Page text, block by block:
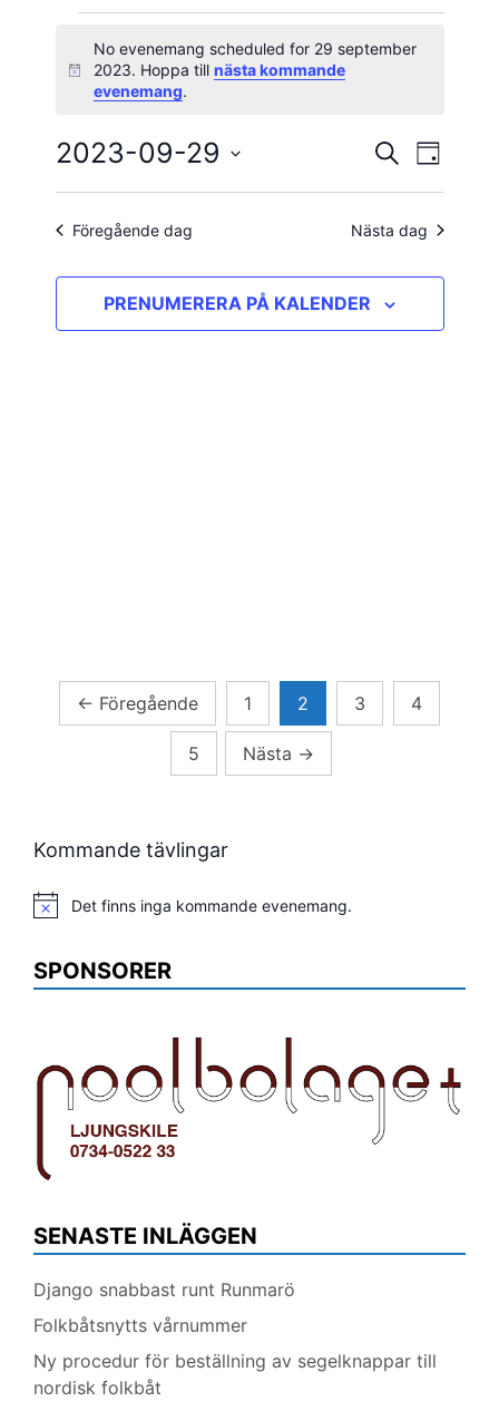
Evenemang
för
29
september
2023
Notis
No evenemang scheduled for 29 september
2023. Hoppa tillnästa kommande
evenemang.
Search
and
Views
SÖK DAG
2023-09-29
Välj
Föregående dag Nästa dag
PRENUMERERA PÅ KALENDER
Sidnumrering
← Föregående 1 2 3 4
5 Nästa →
Kommande tävlingar
Notis Det finns inga kommande evenemang.
SPONSORER
SENASTE INLÄGGEN
Django snabbast runt Runmarö
Folkbåtsnytts vårnummer
Ny procedur för beställning av segelknappar till
nordisk folkbåt